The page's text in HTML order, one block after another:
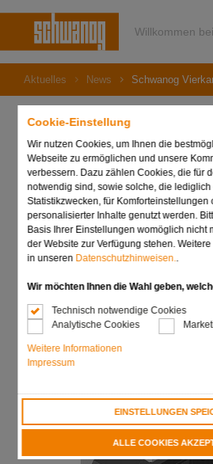
Cookie-Einstellung
Wir nutzen Cookies, um Ihnen die
Webseite zu ermöglichen und unsere
verbessern. Dazu zählen Cookies, die für
notwendig sind, sowie solche, die
Statistikzwecken, für Komforteinstellungen
personalisierter Inhalte genutzt werden.
Basis Ihrer Einstellungen womöglich nicht
der Website zur Verfügung stehen.
in unseren Datenschutzhinweisen..
Wir möchten Ihnen die Wahl geben,
Technisch notwendige Cookies
Analytische Cookies
Weitere Informationen
Impressum
EINSTELLUNGEN
ALLE COOKIES
Willkommen
Aktuelles News Schwanog
18. August 2021
Schwanog
Innenkühlung
die Schneide!